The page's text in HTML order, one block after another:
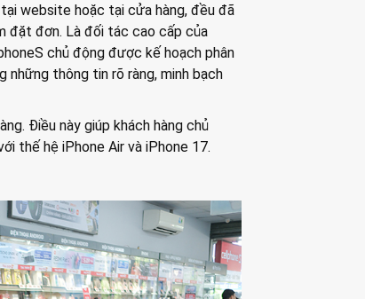
website hoặc tại cửa hàng, đều đã
đặt đơn. Là đối tác cao cấp của
chủ động được kế hoạch phân
những thông tin rõ ràng, minh bạch
Điều này giúp khách hàng chủ
thế hệ iPhone Air và iPhone 17.